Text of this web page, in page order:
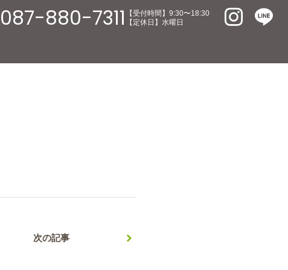
087-880-7311
【受付時間】9:30〜18:30
【定休日】水曜日
次の記事